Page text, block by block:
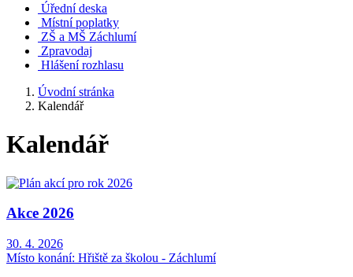
Úřední deska
Místní poplatky
ZŠ a MŠ Záchlumí
Zpravodaj
Hlášení rozhlasu
Úvodní stránka
Kalendář
Kalendář
Akce 2026
30. 4. 2026
Místo konání: Hřiště za školou - Záchlumí